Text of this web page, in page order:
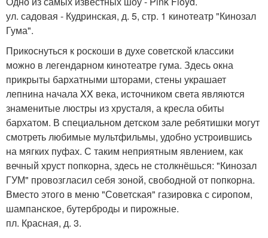
ул. садовая - Кудринская, д. 5, стр. 1 кинотеатр "Кинозал
Гума".
Прикоснуться к роскоши в духе советской классики
можно в легендарном кинотеатре гума. Здесь окна
прикрыты бархатными шторами, стены украшает
лепнина начала XX века, источником света являются
знаменитые люстры из хрусталя, а кресла обиты
бархатом. В специальном детском зале ребятишки могут
смотреть любимые мультфильмы, удобно устроившись
на мягких пуфах. С таким неприятным явлением, как
вечный хруст попкорна, здесь не столкнёшься: "Кинозал
ГУМ" провозгласил себя зоной, свободной от попкорна.
Вместо этого в меню "Советская" газировка с сиропом,
шампанское, бутерброды и пирожные.
пл. Красная, д. 3.